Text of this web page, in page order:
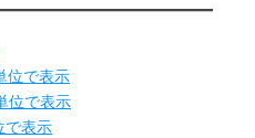
位で表示
位で表示
で表示